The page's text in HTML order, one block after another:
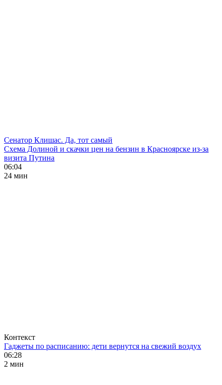
Сенатор Клишас. Да, тот самый
Схема Долиной и скачки цен на бензин в Красноярске из-за
визита Путина
06:04
24 мин
Контекст
Гаджеты по расписанию: дети вернутся на свежий воздух
06:28
2 мин